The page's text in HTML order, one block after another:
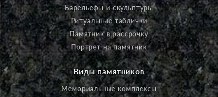
Барельефы и скульптуры
Ритуальные таблички
Памятник в рассрочку
Портрет на памятник
Виды памятников
Мемориальные комплексы